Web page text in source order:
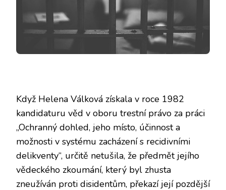
Když Helena Válková získala v roce 1982
kandidaturu věd v oboru trestní právo za práci
„Ochranný dohled, jeho místo, účinnost a
možnosti v systému zacházení s recidivními
delikventy“, určitě netušila, že předmět jejího
vědeckého zkoumání, který byl zhusta
zneužíván proti disidentům, překazí její pozdější